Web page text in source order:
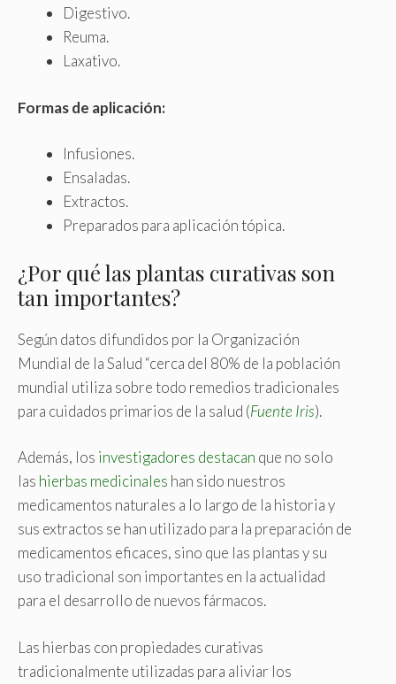
Digestivo.
Reuma.
Laxativo.
Formas de aplicación:
Infusiones.
Ensaladas.
Extractos.
Preparados para aplicación tópica.
¿Por qué las plantas curativas son
tan importantes?
Según datos difundidos por la Organización
Mundial de la Salud “cerca del 80% de la población
mundial utiliza sobre todo remedios tradicionales
para cuidados primarios de la salud (Fuente Iris).
Además, los investigadores destacan que no solo
las hierbas medicinales han sido nuestros
medicamentos naturales a lo largo de la historia y
sus extractos se han utilizado para la preparación de
medicamentos eficaces, sino que las plantas y su
uso tradicional son importantes en la actualidad
para el desarrollo de nuevos fármacos.
Las hierbas con propiedades curativas
tradicionalmente utilizadas para aliviar los